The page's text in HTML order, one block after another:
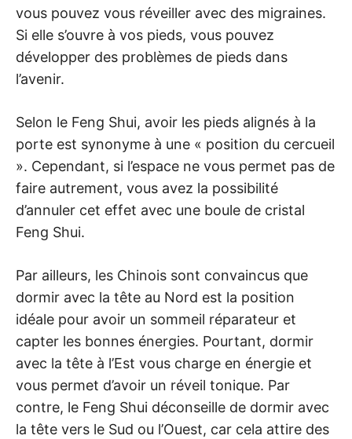
vous pouvez vous réveiller avec des migraines.
Si elle s’ouvre à vos pieds, vous pouvez
développer des problèmes de pieds dans
l’avenir.
Selon le Feng Shui, avoir les pieds alignés à la
porte est synonyme à une « position du cercueil
». Cependant, si l’espace ne vous permet pas de
faire autrement, vous avez la possibilité
d’annuler cet effet avec une boule de cristal
Feng Shui.
Par ailleurs, les Chinois sont convaincus que
dormir avec la tête au Nord est la position
idéale pour avoir un sommeil réparateur et
capter les bonnes énergies. Pourtant, dormir
avec la tête à l’Est vous charge en énergie et
vous permet d’avoir un réveil tonique. Par
contre, le Feng Shui déconseille de dormir avec
la tête vers le Sud ou l’Ouest, car cela attire des